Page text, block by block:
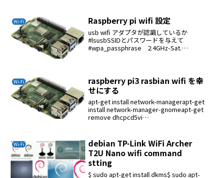
かなかっ...
Wi-Fi Raspberry pi wifi 設定
usb wifi アダプタが認識しているか
#lsusbSSIDとパスワードを与えて
#wpa_passphrase 2.4GHz-Sat.
Wi-Fi
raspberry pi3 rasbian wifi を幸
せにする
apt-get install network-managerapt-get
install network-manager-gnomeapt-get
remove dhcpcd5vi
Wi-Fi
debian TP-Link WiFi Archer
T2U Nano wifi command
stting
$ sudo apt-get install dkms$ sudo apt-